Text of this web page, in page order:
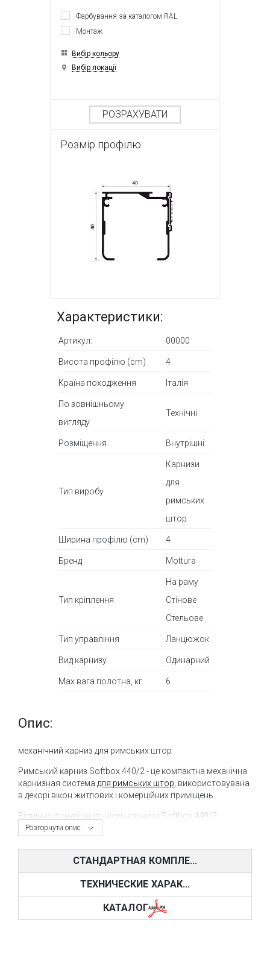
Фарбування за каталогом RAL
Монтаж
Вибір кольору
Вибір локації
РОЗРАХУВАТИ
Розмір профілю:
Характеристики:
Артикул: 00000
Висота профілю (cm) 4
Країна походження Італія
По зовнішньому
вигляду
Технічні
Розміщення Внутрішні
Тип виробу
Карнизи
для
римських
штор
Ширина профілю (cm) 4
Бренд Mottura
Тип кріплення
На раму
Стінове
Стельове
Тип управління Ланцюжок
Вид карнизу Одинарний
Max вага полотна, кг 6
Розгорнути опис
Опис:
механічний карниз для римських штор
Римський карниз Softbox 440/2 - це компактна механічна
карнизная системадля римських штор, використовувана
в декорі вікон житлових і комерційних приміщень.
Відмінна функціональність карниза Softbox 440/2
забезпечується за рахунок унікальних намотують
навіть при максимально можливій вазі римської штори.
Безвідмовне і легке управління карнизом за допомогою
ланцюжка досягається за рахунок спеціальних
механізмів управління, спеціально розроблених для
Карниз для римських штор Softbox 440/2 може мати різні
СТАНДАРТНАЯ КОМПЛЕ...
ТЕХНИЧЕСКИЕ ХАРАК...
КАТАЛОГ